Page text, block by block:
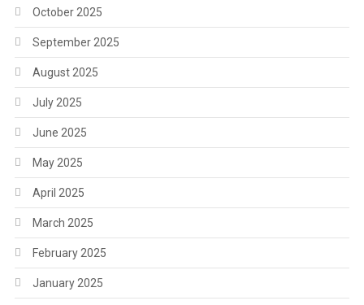
October 2025
September 2025
August 2025
July 2025
June 2025
May 2025
April 2025
March 2025
February 2025
January 2025